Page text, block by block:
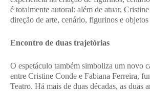
é totalmente autoral: além de atuar,
direção de arte, cenário, figurinos e objetos
Encontro de duas trajetórias
O espetáculo também simboliza um novo
entre Cristine Conde e Fabiana Ferreira,
Teatro. Há mais de duas décadas, as duas